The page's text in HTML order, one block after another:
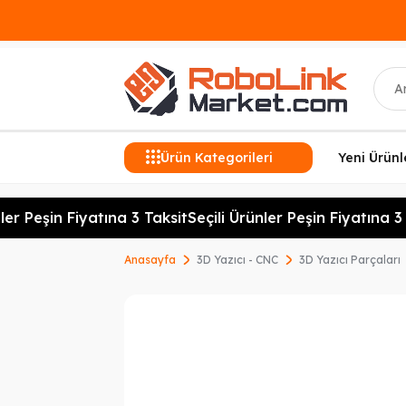
Ara
Ürün Kategorileri Yeni
Peşin Fiyatına 3 TaksitSeçili Ürünler Peşin Fiyatına 3
Anasayfa 3D Yazıcı - CNC 3D Yazıcı Parçaları